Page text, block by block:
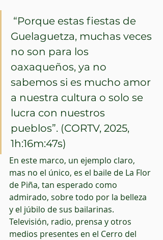
Guelaguetza, muchas veces
no son para los
oaxaqueños, ya no
sabemos si es mucho amor
a nuestra cultura o solo se
lucra con nuestros
pueblos”. (CORTV, 2025,
1h:16m:47s)
En este marco, un ejemplo claro,
mas no el único, es el baile de La Flor
de Piña, tan esperado como
admirado, sobre todo por la belleza
y el júbilo de sus bailarinas.
Televisión, radio, prensa y otros
medios presentes en el Cerro del